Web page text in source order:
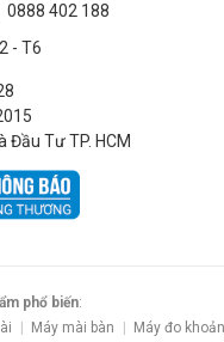
0888 402 188
- T6
Đầu Tư TP. HCM
phổ biến:
Máy mài bàn Máy đo